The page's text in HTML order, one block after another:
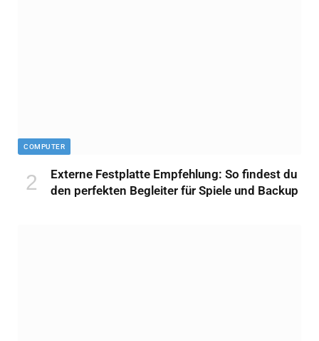
COMPUTER
Externe Festplatte Empfehlung: So findest du
den perfekten Begleiter für Spiele und Backup